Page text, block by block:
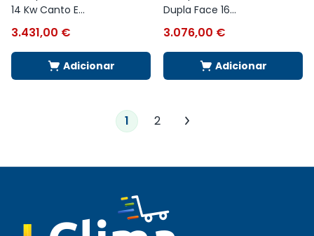
14 Kw Canto E...
3.431,00 €
Adicionar
Dupla Face 16...
3.076,00 €
Adicionar
1 2